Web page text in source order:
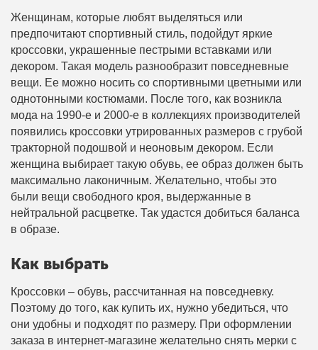
Женщинам, которые любят выделяться или
предпочитают спортивный стиль, подойдут яркие
кроссовки, украшенные пестрыми вставками или
декором. Такая модель разнообразит повседневные
вещи. Ее можно носить со спортивными цветными или
однотонными костюмами. После того, как возникла
мода на 1990-е и 2000-е в коллекциях производителей
появились кроссовки утрированных размеров с грубой
тракторной подошвой и неоновым декором. Если
женщина выбирает такую обувь, ее образ должен быть
максимально лаконичным. Желательно, чтобы это
были вещи свободного кроя, выдержанные в
нейтральной расцветке. Так удастся добиться баланса
в образе.
Как выбрать
Кроссовки – обувь, рассчитанная на повседневку.
Поэтому до того, как купить их, нужно убедиться, что
они удобны и подходят по размеру. При оформлении
заказа в интернет-магазине желательно снять мерки с